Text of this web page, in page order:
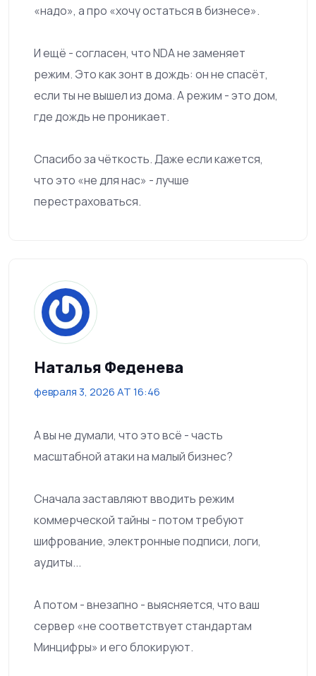
«надо», а про «хочу остаться в бизнесе».
И ещё - согласен, что NDA не заменяет
режим. Это как зонт в дождь: он не спасёт,
если ты не вышел из дома. А режим - это дом,
где дождь не проникает.
Спасибо за чёткость. Даже если кажется,
что это «не для нас» - лучше
перестраховаться.
Наталья Феденева
февраля 3, 2026 AT 16:46
А вы не думали, что это всё - часть
масштабной атаки на малый бизнес?
Сначала заставляют вводить режим
коммерческой тайны - потом требуют
шифрование, электронные подписи, логи,
аудиты...
А потом - внезапно - выясняется, что ваш
сервер «не соответствует стандартам
Минцифры» и его блокируют.